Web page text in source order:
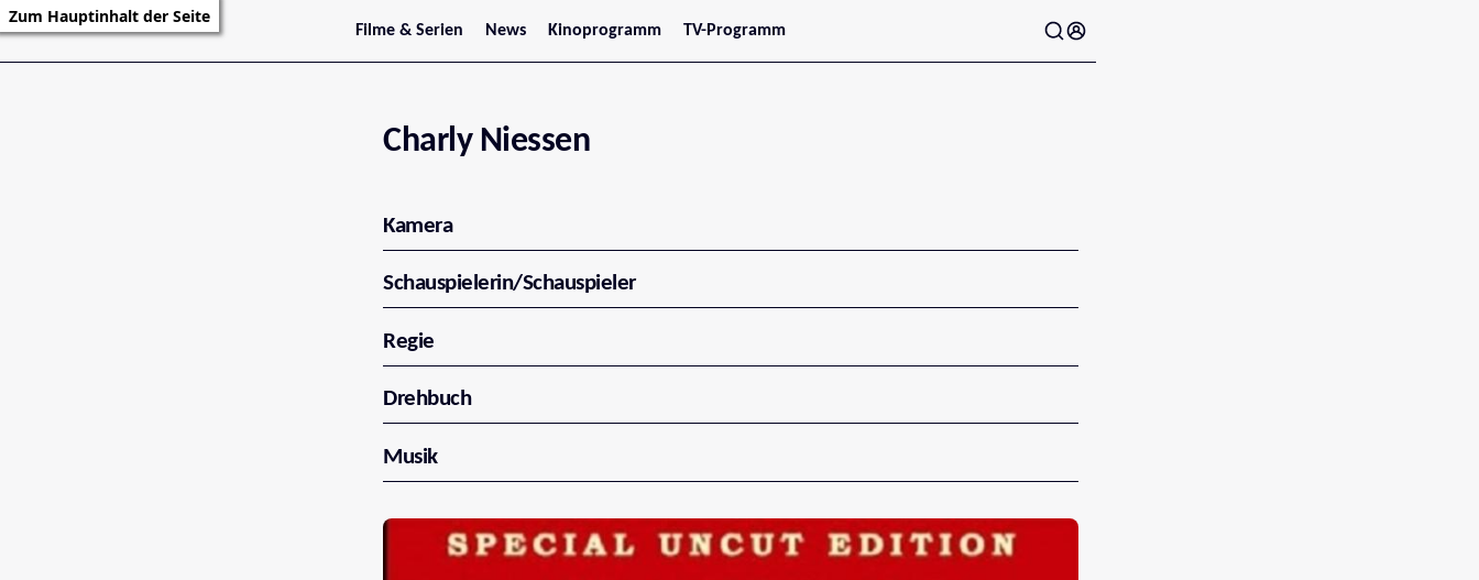
Zum Hauptinhalt der Seite
Filme & Serien
Trailer
Serienarchiv
News
Stars
Kinoprogramm
Jetzt im Kino
Oberösterreich
Tirol
Vorarlberg
TV-Programm
Charly Niessen
Kamera
Schauspielerin/Schauspieler
Regie
Drehbuch
Musik